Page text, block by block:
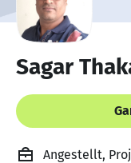
Sagar
Angestellt,